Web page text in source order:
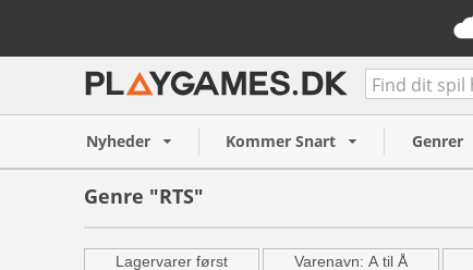
Nyheder Kommer Snart Genrer
Genre "RTS"
Lagervarer først Varenavn: A til Å